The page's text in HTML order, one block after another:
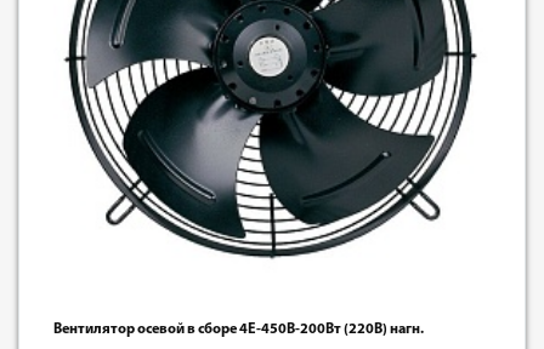
Вентилятор осевой в сборе 4E-450В-200Вт (220В) нагн.